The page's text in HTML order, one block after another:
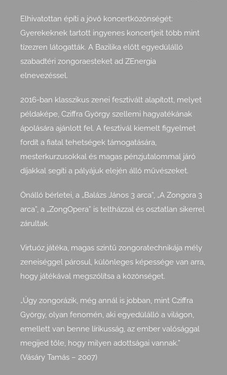
Elhivatottan építi a jövő koncertközönségét:
Gyerekeknek tartott ingyenes koncertjeit több mint
tízezren látogatták. A Bazilika előtt egyedülálló
szabadtéri zongoraesteket ad ZEnergia
elnevezéssel.
2016-ban klasszikus zenei fesztivált alapított, melyet
példaképe, Cziffra György szellemi hagyatékának
ápolására ajánlott fel. A fesztivál kiemelt figyelmet
fordít a fiatal tehetségek támogatására,
mesterkurzusokkal és magas pénzjutalommal járó
díjakkal segíti a pályájuk elején álló művészeket.
Önálló bérletei, a „Balázs János 3 arca”, „A Zongora 3
arca”, a „ZongOpera” is teltházzal és osztatlan sikerrel
zárultak.
Virtuóz játéka, magas szintű zongoratechnikája mély
zeneiséggel párosul, különleges képessége van arra,
hogy játékával megszólítsa a közönséget.
„Úgy zongorázik, még annál is jobban, mint Cziffra
György, olyan fenomén, aki egyedülálló a világon,
emellett van benne lírikusság, az ember valósággal
megijed tőle, hogy milyen adottságai vannak.”
(Vásáry Tamás – 2007)